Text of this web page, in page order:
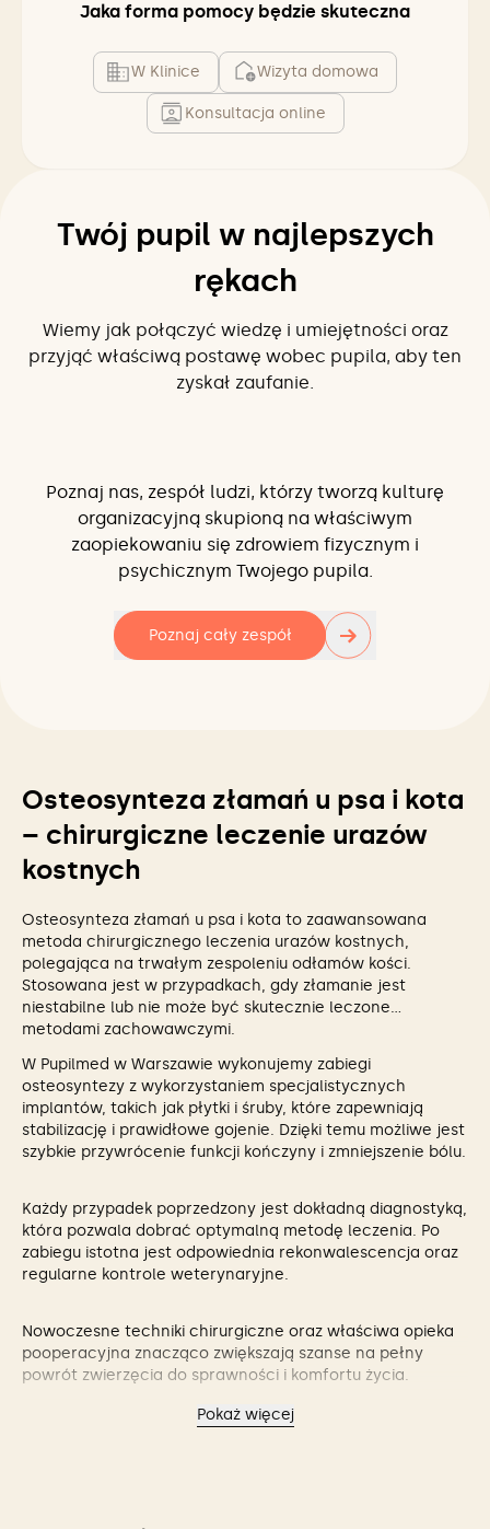
Jaka forma pomocy będzie skuteczna
W Klinice Wizyta domowa
Konsultacja online
Twój pupil w najlepszych
rękach
Wiemy jak połączyć wiedzę i umiejętności oraz
przyjąć właściwą postawę wobec pupila, aby ten
zyskał zaufanie.
Poznaj nas, zespół ludzi, którzy tworzą kulturę
organizacyjną skupioną na właściwym
zaopiekowaniu się zdrowiem fizycznym i
psychicznym Twojego pupila.
Poznaj cały zespół →
Osteosynteza złamań u psa i kota
– chirurgiczne leczenie urazów
kostnych
Osteosynteza złamań u psa i kota to zaawansowana
metoda chirurgicznego leczenia urazów kostnych,
polegająca na trwałym zespoleniu odłamów kości.
Stosowana jest w przypadkach, gdy złamanie jest
niestabilne lub nie może być skutecznie leczone
metodami zachowawczymi.
W Pupilmed w Warszawie wykonujemy zabiegi
osteosyntezy z wykorzystaniem specjalistycznych
implantów, takich jak płytki i śruby, które zapewniają
stabilizację i prawidłowe gojenie. Dzięki temu możliwe jest
szybkie przywrócenie funkcji kończyny i zmniejszenie bólu.
Każdy przypadek poprzedzony jest dokładną diagnostyką,
która pozwala dobrać optymalną metodę leczenia. Po
zabiegu istotna jest odpowiednia rekonwalescencja oraz
regularne kontrole weterynaryjne.
Nowoczesne techniki chirurgiczne oraz właściwa opieka
pooperacyjna znacząco zwiększają szanse na pełny
powrót zwierzęcia do sprawności i komfortu życia.
Pokaż więcej